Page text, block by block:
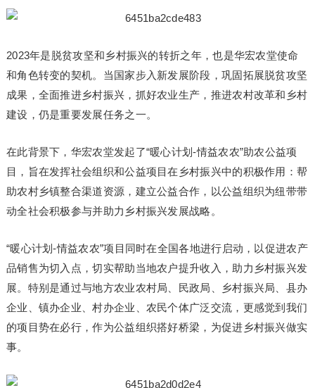
2023年是脱贫攻坚和乡村振兴的转折之年，也是华宏农堂使命
和角色转变的契机。当国家步入新发展阶段，巩固拓展脱贫攻坚
成果，全面推进乡村振兴，抓好农业生产，推进农村改革和乡村
建设，仍是重要发展任务之一。
在此背景下，华宏农堂发起了“暖心计划-情益农农”助农公益项
目，旨在发挥社会组织和公益项目在乡村振兴中的积极作用：帮
助农村乡镇整合渠道资源，建立公益合作，以公益组织为纽带带
动全社会积极参与并助力乡村振兴发展战略。
“暖心计划-情益农农”项目同时在全国各地进行启动，以促进农产
品销售为切入点，切实帮助当地农户提升收入，助力乡村振兴发
展。特别是通过与地方农业农村局、民政局、乡村振兴局、县办
企业、镇办企业、村办企业、农民个体广泛交流，更感觉到我们
的项目势在必行，作为公益组织搭好桥梁，为促进乡村振兴做实
事。